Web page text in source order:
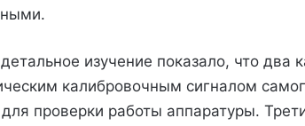
изучение показало, что два
калибровочным сигналом
проверки работы аппаратуры.